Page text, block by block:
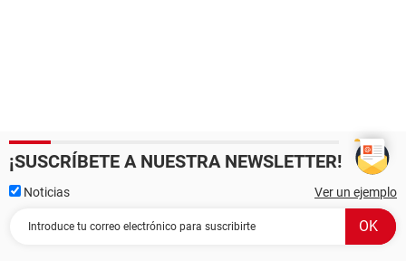
¡SUSCRÍBETE A NUESTRA NEWSLETTER!
Noticias Ver un ejemplo